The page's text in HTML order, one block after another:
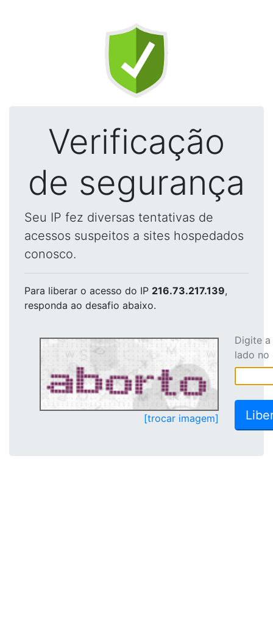
Verificação
de segurança
Seu IP fez diversas tentativas de
acessos suspeitos a sites hospedados
conosco.
Para liberar o acesso do IP 216.73.217.139,
responda ao desafio abaixo.
[trocar imagem]
Digite
lado no